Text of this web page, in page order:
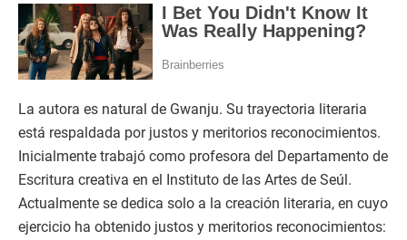
La autora es natural de Gwanju. Su trayectoria literaria
está respaldada por justos y meritorios reconocimientos.
Inicialmente trabajó como profesora del Departamento de
Escritura creativa en el Instituto de las Artes de Seúl.
Actualmente se dedica solo a la creación literaria, en cuyo
ejercicio ha obtenido justos y meritorios reconocimientos: